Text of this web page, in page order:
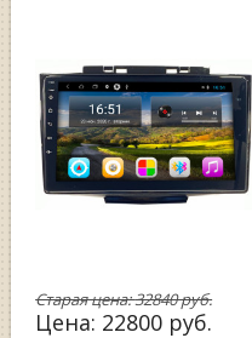
Старая цена:32840руб.
Цена: 22800 руб.